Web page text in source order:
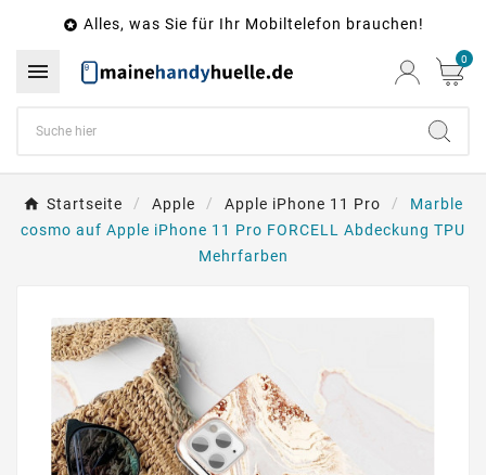
 Alles, was Sie für Ihr Mobiltelefon brauchen!
 0
Startseite Apple Apple iPhone 11 Pro
Marble
cosmo auf Apple iPhone 11 Pro FORCELL Abdeckung TPU
Mehrfarben